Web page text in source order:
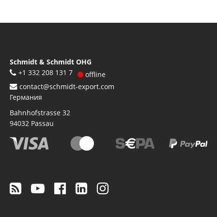
Schmidt & Schmidt OHG
+1 332 208 131 7
offline
contact@schmidt-export.com
Германия
Bahnhofstrasse 32
94032 Passau